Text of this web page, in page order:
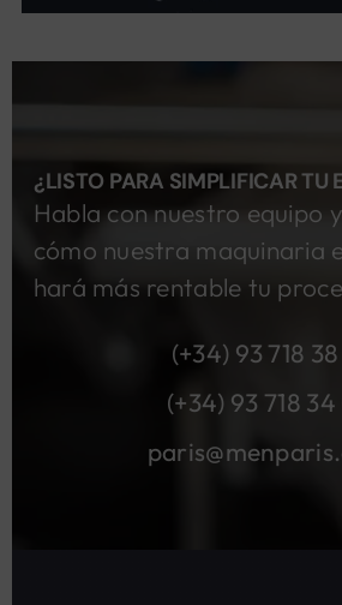
¿LISTO PARA SIMPLIFICAR TU
Habla con nuestro equipo
cómo nuestra maquinaria
hará más rentable tu
(+34) 93 718 38
(+34) 93 718